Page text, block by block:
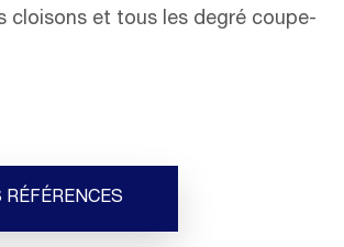
cloisons et tous les degré coupe-
RÉFÉRENCES